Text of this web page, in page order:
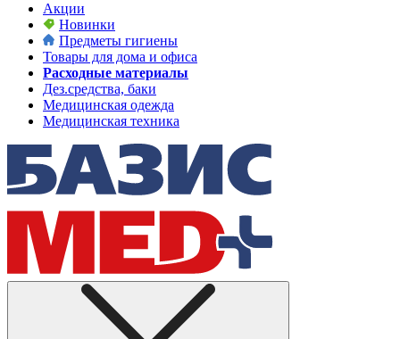
Акции
Новинки
Предметы гигиены
Товары для дома и офиса
Расходные материалы
Дез.средства, баки
Медицинская одежда
Медицинская техника